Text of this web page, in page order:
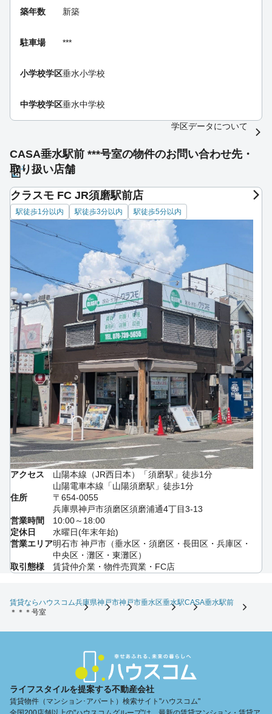
築年数 新築
駐車場 ***
小学校学区垂水小学校
中学校学区垂水中学校
学区データについて
CASA垂水駅前 ***号室の物件のお問い合わせ先・
取り扱い店舗
クラスモ FC JR須磨駅前店
駅徒歩1分以内 駅徒歩3分以内 駅徒歩5分以内
アクセス
山陽本線（JR西日本）「須磨駅」徒歩1分
山陽電車本線「山陽須磨駅」徒歩1分
住所
〒654-0055
兵庫県神戸市須磨区須磨浦通4丁目3-13
営業時間
10:00～18:00
定休日
水曜日(年末年始)
営業エリア明石市 神戸市（垂水区・須磨区・長田区・兵庫区・
中央区・灘区・東灘区）
取引態様
賃貸仲介業・物件売買業・FC店
賃貸ならハウスコム兵庫県神戸市神戸市垂水区垂水駅CASA垂水駅前
＊＊＊号室
ライフスタイルを提案する不動産会社
賃貸物件（マンション･アパート）検索サイト"ハウスコム"